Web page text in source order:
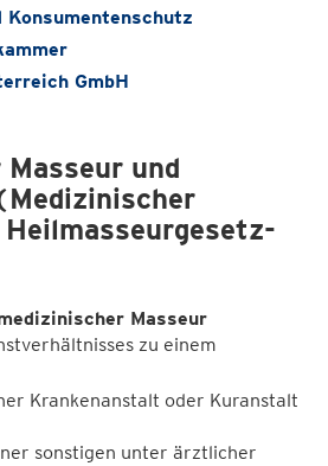
Konsumentenschutz
GmbH
und
Masseur
zu einem
Krankenanstalt oder Kuranstalt
sonstigen unter ärztlicher